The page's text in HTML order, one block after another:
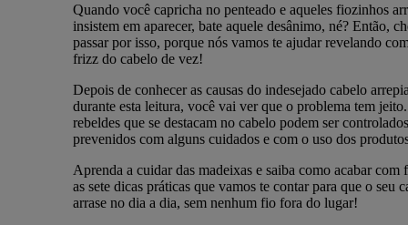
Quando você capricha no penteado e aqueles fiozinhos
insistem em aparecer, bate aquele desânimo, né? Então,
passar por isso, porque nós vamos te ajudar revelando
frizz do cabelo de vez!
Depois de conhecer as causas do indesejado cabelo
durante esta leitura, você vai ver que o problema tem
rebeldes que se destacam no cabelo podem ser
prevenidos com alguns cuidados e com o uso dos
Aprenda a cuidar das madeixas e saiba como acabar com
as sete dicas práticas que vamos te contar para que o seu
arrase no dia a dia, sem nenhum fio fora do lugar!